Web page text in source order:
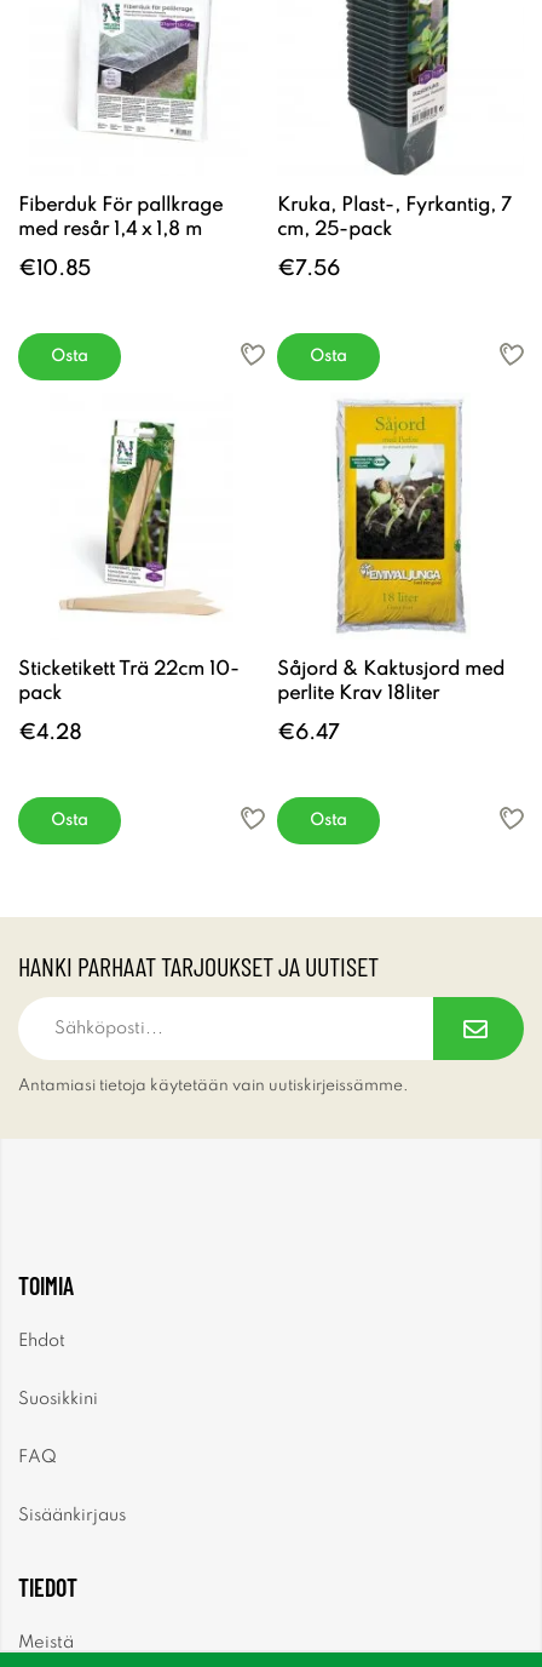
Fiberduk För pallkrage
med resår 1,4 x 1,8 m
€10.85
Osta
Kruka, Plast-, Fyrkantig, 7
cm, 25-pack
€7.56
Osta
Sticketikett Trä 22cm 10-
pack
€4.28
Osta
Såjord & Kaktusjord med
perlite Krav 18liter
€6.47
Osta
HANKI PARHAAT TARJOUKSET JA UUTISET
Antamiasi tietoja käytetään vain uutiskirjeissämme.
TOIMIA
Ehdot
Suosikkini
FAQ
Sisäänkirjaus
TIEDOT
Meistä